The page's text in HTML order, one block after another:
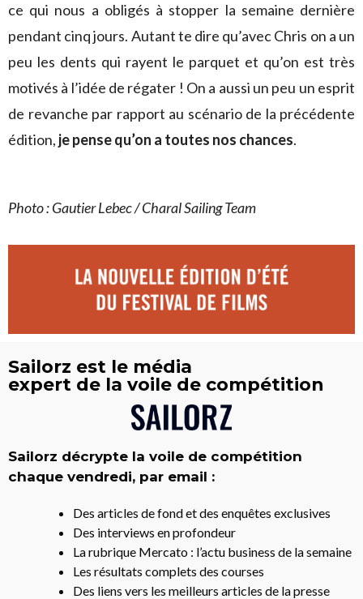
ce qui nous a obligés à stopper la semaine dernière
pendant cinq jours. Autant te dire qu’avec Chris on a un
peu les dents qui rayent le parquet et qu’on est très
motivés à l’idée de régater ! On a aussi un peu un esprit
de revanche par rapport au scénario de la précédente
édition, je pense qu’on a toutes nos chances.
Photo : Gautier Lebec / Charal Sailing Team
Sailorz est le média
expert de la voile de compétition
Sailorz décrypte la voile de compétition
chaque vendredi, par email :
Des articles de fond et des enquêtes exclusives
Des interviews en profondeur
La rubrique Mercato : l’actu business de la semaine
Les résultats complets des courses
Des liens vers les meilleurs articles de la presse